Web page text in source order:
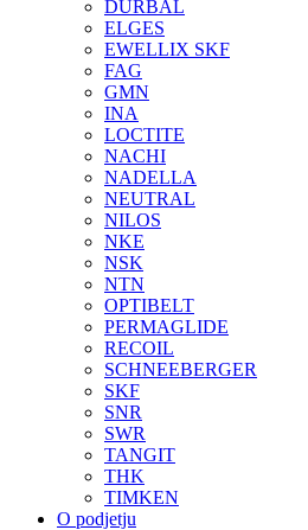
DURBAL
ELGES
EWELLIX SKF
FAG
GMN
INA
LOCTITE
NACHI
NADELLA
NEUTRAL
NILOS
NKE
NSK
NTN
OPTIBELT
PERMAGLIDE
RECOIL
SCHNEEBERGER
SKF
SNR
SWR
TANGIT
THK
TIMKEN
O podjetju